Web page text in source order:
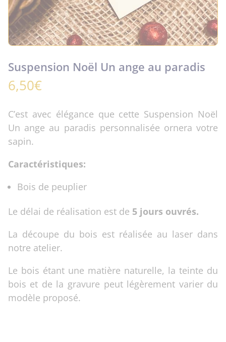
Suspension Noël Un ange au paradis
6,50€
C’est avec élégance que cette Suspension Noël
Un ange au paradis personnalisée ornera votre
sapin.
Caractéristiques:
Bois de peuplier
Le délai de réalisation est de 5 jours ouvrés.
La découpe du bois est réalisée au laser dans
notre atelier.
Le bois étant une matière naturelle, la teinte du
bois et de la gravure peut légèrement varier du
modèle proposé.